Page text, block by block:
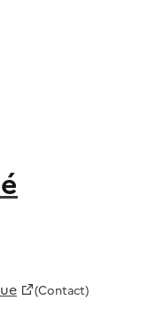
(Contact)